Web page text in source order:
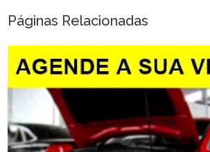
Páginas Relacionadas